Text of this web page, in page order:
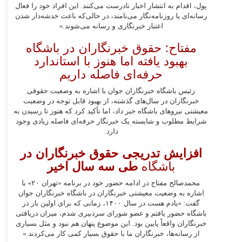
پول، اقدام به انتشار اخبار نادرست می‌کنند. این افراد خود را فعال
رسانه‌ای یا روزنامه‌نگار می‌نامند، در حالی‌که باعث خدشه‌دار شدن
اعتبار خبرنگاری و رسانه می‌شوند.»
مفتاح: حقوق خبرنگاران در باشگاه
بهبود یافته اما هنوز با استاندارد
حرفه‌ای فاصله داریم
رئیس باشگاه خبرنگاران جوان با اشاره به وضعیت حقوقی
خبرنگاران در سال‌های گذشته، از بهبود قابل توجه در وضعیت
معیشتی نیروهای باشگاه خبر داد، اما تأکید کرد که هنوز تا رسیدن به
شرایط مطلوب و شایسته یک خبرنگار حرفه‌ای فاصله زیادی وجود
دارد.
افزایش تدریجی حقوق خبرنگاران در
باشگاهطی سه سال اخیر
محمدصالح مفتاح در ادامه حضور خود در برنامه «تهران ۲۰» با
اشاره به وضعیت معیشتی خبرنگاران در باشگاه خبرنگاران جوان
گفت: «یادم هست در سال ۱۴۰۰، زمانی که برای اولین بار در
باشگاه حضور یافتم و عضو شورای سردبیری شدم، میزان دریافتی
خبرنگاران واقعاً پایین بود. این موضوع پنهان هم نبود و مثل بسیاری
از رسانه‌ها، خبرنگاران ما با حقوق بسیار کمی کار می‌کردند.»